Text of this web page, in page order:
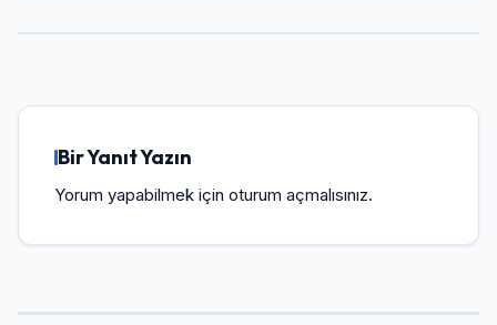
Bir Yanıt Yazın
Yorum yapabilmek için oturum açmalısınız.